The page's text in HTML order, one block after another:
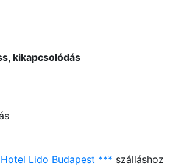
kikapcsolódás
Lido Budapest *** szálláshoz